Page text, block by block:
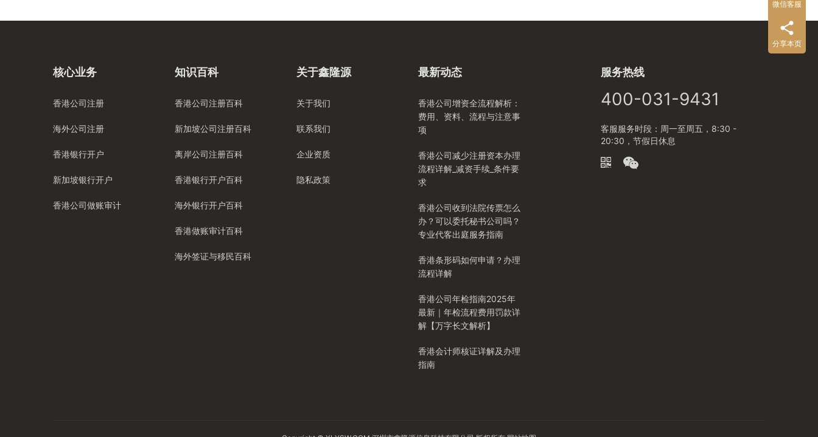
核心业务
香港公司注册
海外公司注册
香港银行开户
新加坡银行开户
香港公司做账审计
知识百科
香港公司注册百科
新加坡公司注册百科
离岸公司注册百科
香港银行开户百科
海外银行开户百科
香港做账审计百科
海外签证与移民百科
关于鑫隆源
关于我们
联系我们
企业资质
隐私政策
最新动态
香港公司增资全流程解析：
费用、资料、流程与注意事
项
香港公司减少注册资本办理
流程详解_减资手续_条件要
求
香港公司收到法院传票怎么
办？可以委托秘书公司吗？
专业代客出庭服务指南
香港条形码如何申请？办理
流程详解
香港公司年检指南2025年
最新｜年检流程费用罚款详
解【万字长文解析】
香港会计师核证详解及办理
指南
服务热线
400-031-9431
客服服务时段：周一至周五，8:30 -
20:30，节假日休息
微信客服
分享本页